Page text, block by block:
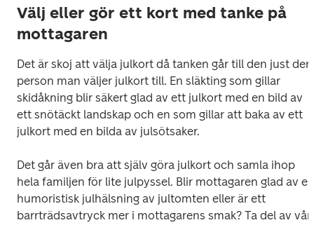
Välj eller gör ett kort med tanke på
mottagaren
Det är skoj att välja julkort då tanken går till den just den
person man väljer julkort till. En släkting som gillar
skidåkning blir säkert glad av ett julkort med en bild av
ett snötäckt landskap och en som gillar att baka av ett
julkort med en bilda av julsötsaker.
Det går även bra att själv göra julkort och samla ihop
hela familjen för lite julpyssel. Blir mottagaren glad av en
humoristisk julhälsning av jultomten eller är ett
barrträdsavtryck mer i mottagarens smak? Ta del av